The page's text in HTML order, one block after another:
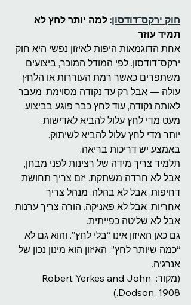
חוק ירקס־דודסון: למה יותר לחץ לא
תמיד עוזר
אחת הדוגמאות היפות לאיזון נפשי היא חוק
ירקס־דודסון. לפי המודל המוכר, ביצועים
משתפרים כאשר רמת העוררות או הלחץ
עולה — אבל רק עד נקודה מסוימת. מעבר
לאותה נקודה, עוד לחץ כבר פוגע בביצוע.
מעט מדי לחץ עלול להביא לאדישות.
יותר מדי לחץ עלול להביא לשיתוק.
באמצע יש דריכות בריאה.
תלמיד צריך מידה של רצינות לפני מבחן,
אבל לא חרדה משתקת. יזם צריך תחושת
דחיפות, אבל לא בהלה. מנהל צריך
אחריות, אבל לא פאניקה. הורה צריך ערנות,
אבל לא שליטה כפייתית.
גם כאן האיזון אינו “בלי לחץ”. והוא גם לא
“כמה שיותר לחץ”. האיזון הוא מינון נכון של
אנרגיה.
(מקור: Robert Yerkes and John
Dodson, 1908.)